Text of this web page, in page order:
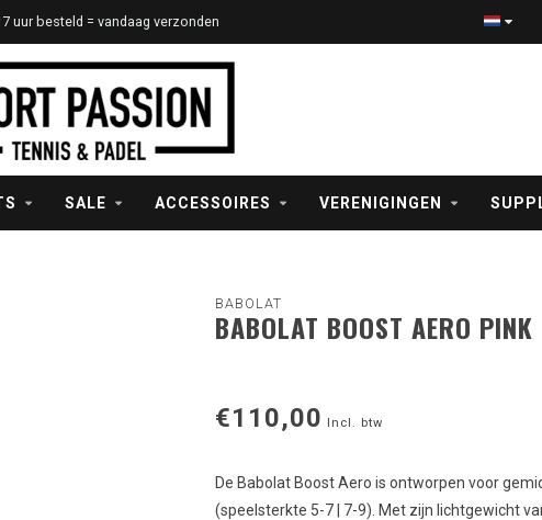
uur besteld = vandaag verzonden Veilig betalen
SALE ACCESSOIRES VERENIGINGEN
BABOLAT
BABOLAT BOOST AERO PINK
€110,00 Incl. btw
De Babolat Boost Aero is ontworpen voor
(speelsterkte 5-7 | 7-9). Met zijn lichtgewicht